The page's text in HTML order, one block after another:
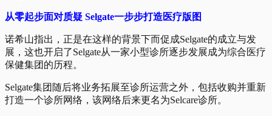
从零起步面对质疑 Selgate一步步打造医疗版图
诺希山指出，正是在这样的背景下而促成Selgate的成立与发
展，这也开启了Selgate从一家小型诊所逐步发展成为综合医疗
保健集团的历程。
Selgate集团随后将业务拓展至诊所运营之外，包括收购并重新
打造一个诊所网络，该网络后来更名为Selcare诊所。